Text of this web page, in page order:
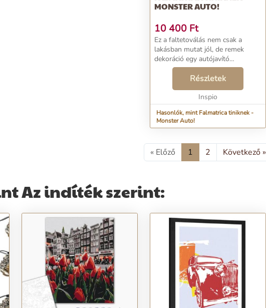
MONSTER AUTO!
10 400 Ft
Ez a faltetoválás nem csak a
lakásban mutat jól, de remek
dekoráció egy autójavító
műhelyben is. Ajándékozd meg
párod, mert ennek az ajándéknak
biztosan örülni fog!...
Részletek
Inspio
Hasonlók, mint Falmatrica tiniknek -
Monster Auto!
« Előző 1 2 Következő »
Az indíték szerint: